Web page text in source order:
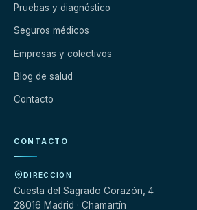
Pruebas y diagnóstico
Seguros médicos
Empresas y colectivos
Blog de salud
Contacto
CONTACTO
DIRECCIÓN
Cuesta del Sagrado Corazón, 4
28016 Madrid · Chamartín